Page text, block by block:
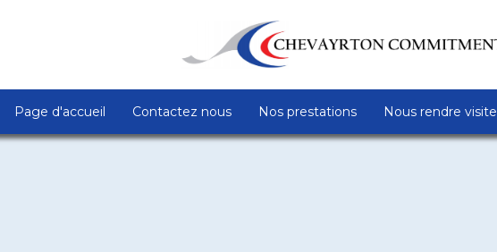
Page d'accueil Contactez nous Nos prestations Nous rendre visite